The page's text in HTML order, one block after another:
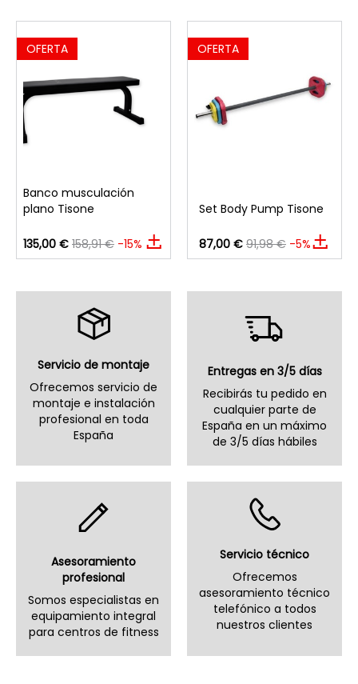
OFERTA
Banco musculación
plano Tisone
135,00 € 158,91 € -15%
OFERTA
Set Body Pump Tisone
87,00 € 91,98 € -5%
Servicio de montaje
Ofrecemos servicio de
montaje e instalación
profesional en toda
España
Entregas en 3/5 días
Recibirás tu pedido en
cualquier parte de
España en un máximo
de 3/5 días hábiles
Asesoramiento
profesional
Somos especialistas en
equipamiento integral
para centros de fitness
Servicio técnico
Ofrecemos
asesoramiento técnico
telefónico a todos
nuestros clientes